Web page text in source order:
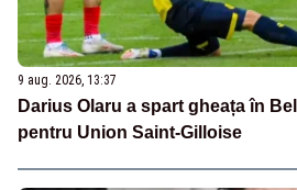
9 aug. 2026, 13:37
Darius Olaru a spart gheața în
pentru Union Saint-Gilloise